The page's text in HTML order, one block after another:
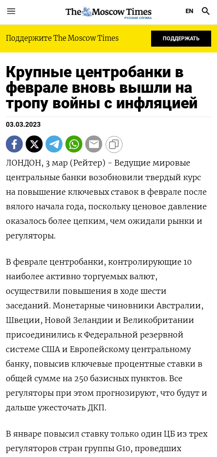
РУССКАЯ СЛУЖБА
EN
Поддержите The Moscow Times ПОДДЕРЖАТЬ
Крупные центробанки в
феврале вновь вышли на
тропу войны с инфляцией
03.03.2023
ЛОНДОН, 3 мар (Рейтер) - Ведущие мировые
центральные банки возобновили твердый курс
на повышение ключевых ставок в феврале после
вялого начала года, поскольку ценовое давление
оказалось более цепким, чем ожидали рынки и
регуляторы.
В феврале центробанки, контролирующие 10
наиболее активно торгуемых валют,
осуществили повышения в ходе шести
заседаний. Монетарные чиновники Австралии,
Швеции, Новой Зеландии и Великобритании
присоединились к Федеральной резервной
системе США и Европейскому центральному
банку, повысив ключевые процентные ставки в
общей сумме на 250 базисных пунктов. Все
регуляторы при этом прогнозируют, что будут и
дальше ужесточать ДКП.
В январе повысил ставку только один ЦБ из трех
регуляторов стран группы G10, проведших